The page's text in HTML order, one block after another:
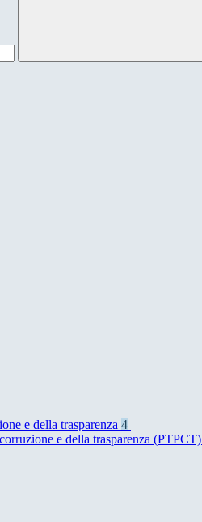
e della trasparenza 4
e della trasparenza (PTPCT)